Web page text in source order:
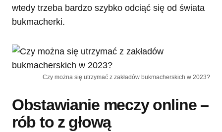
wtedy trzeba bardzo szybko odciąć się od świata
bukmacherki.
Czy można się utrzymać z zakładów bukmacherskich w 2023?
Obstawianie meczy online –
rób to z głową